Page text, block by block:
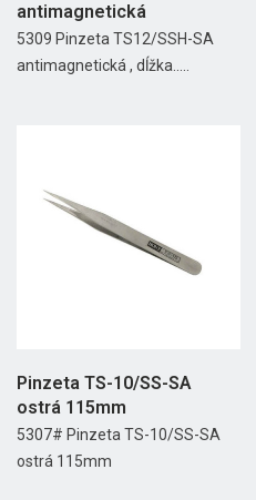
antimagnetická
5309 Pinzeta TS12/SSH-SA
antimagnetická , dĺžka.....
Pinzeta TS-10/SS-SA
ostrá 115mm
5307# Pinzeta TS-10/SS-SA
ostrá 115mm